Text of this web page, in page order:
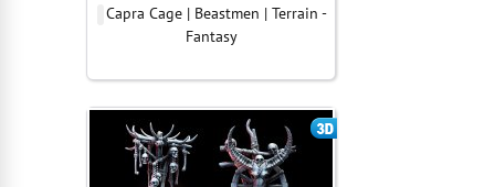
Capra Cage | Beastmen | Terrain -
Fantasy